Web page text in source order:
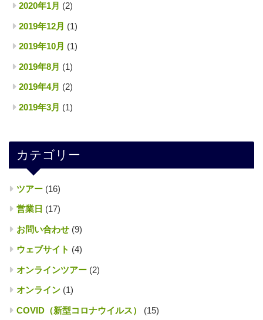
2020年1月 (2)
2019年12月 (1)
2019年10月 (1)
2019年8月 (1)
2019年4月 (2)
2019年3月 (1)
カテゴリー
ツアー(16)
営業日 (17)
お問い合わせ(9)
ウェブサイト (4)
オンラインツアー(2)
オンライン(1)
COVID（新型コロナウイルス） (15)